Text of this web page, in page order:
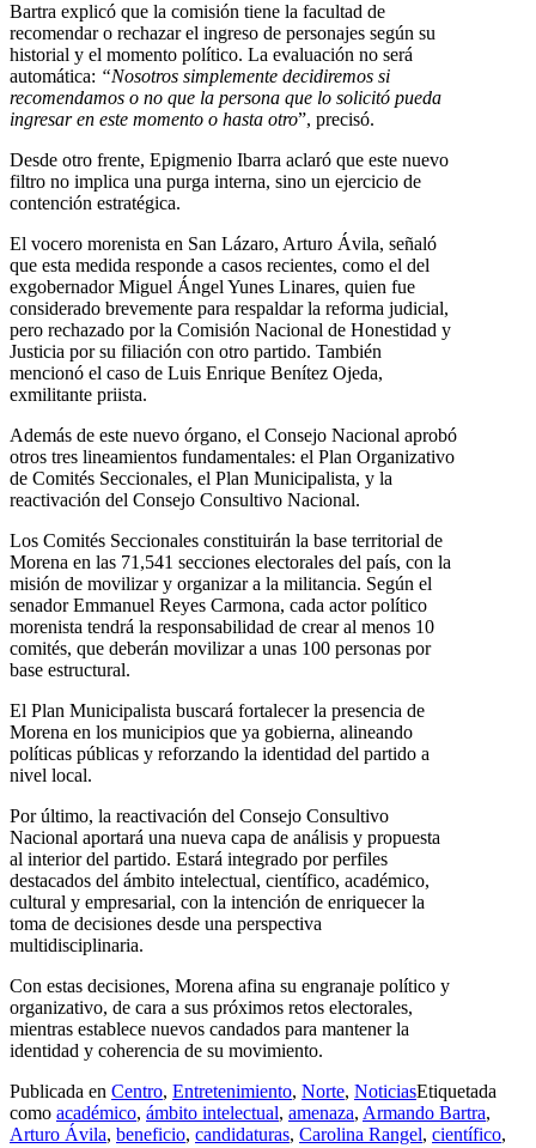
Bartra explicó que la comisión tiene la facultad de
recomendar o rechazar el ingreso de personajes según su
historial y el momento político. La evaluación no será
automática: “Nosotros simplemente decidiremos si
recomendamos o no que la persona que lo solicitó pueda
ingresar en este momento o hasta otro”, precisó.
Desde otro frente, Epigmenio Ibarra aclaró que este nuevo
filtro no implica una purga interna, sino un ejercicio de
contención estratégica.
El vocero morenista en San Lázaro, Arturo Ávila, señaló
que esta medida responde a casos recientes, como el del
exgobernador Miguel Ángel Yunes Linares, quien fue
considerado brevemente para respaldar la reforma judicial,
pero rechazado por la Comisión Nacional de Honestidad y
Justicia por su filiación con otro partido. También
mencionó el caso de Luis Enrique Benítez Ojeda,
exmilitante priista.
Además de este nuevo órgano, el Consejo Nacional aprobó
otros tres lineamientos fundamentales: el Plan Organizativo
de Comités Seccionales, el Plan Municipalista, y la
reactivación del Consejo Consultivo Nacional.
Los Comités Seccionales constituirán la base territorial de
Morena en las 71,541 secciones electorales del país, con la
misión de movilizar y organizar a la militancia. Según el
senador Emmanuel Reyes Carmona, cada actor político
morenista tendrá la responsabilidad de crear al menos 10
comités, que deberán movilizar a unas 100 personas por
base estructural.
El Plan Municipalista buscará fortalecer la presencia de
Morena en los municipios que ya gobierna, alineando
políticas públicas y reforzando la identidad del partido a
nivel local.
Por último, la reactivación del Consejo Consultivo
Nacional aportará una nueva capa de análisis y propuesta
al interior del partido. Estará integrado por perfiles
destacados del ámbito intelectual, científico, académico,
cultural y empresarial, con la intención de enriquecer la
toma de decisiones desde una perspectiva
multidisciplinaria.
Con estas decisiones, Morena afina su engranaje político y
organizativo, de cara a sus próximos retos electorales,
mientras establece nuevos candados para mantener la
identidad y coherencia de su movimiento.
Publicada en Centro, Entretenimiento, Norte, NoticiasEtiquetada
como académico, ámbito intelectual, amenaza, Armando Bartra,
Arturo Ávila, beneficio, candidaturas, Carolina Rangel, científico,